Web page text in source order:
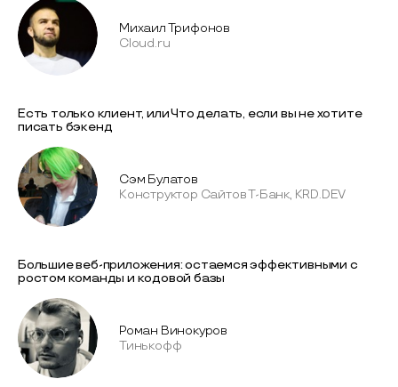
Михаил Трифонов
Cloud.ru
Есть только клиент, или Что делать, если вы не хотите
писать бэкенд
Сэм Булатов
Конструктор Сайтов Т-Банк, KRD.DEV
Большие веб-приложения: остаемся эффективными с
ростом команды и кодовой базы
Роман Винокуров
Тинькофф